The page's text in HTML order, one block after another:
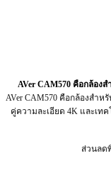
AVer CAM570 คือกล้อง
AVer CAM570 คือกล้องสำห
คู่ความละเอียด 4K และเท
ส่วนลด